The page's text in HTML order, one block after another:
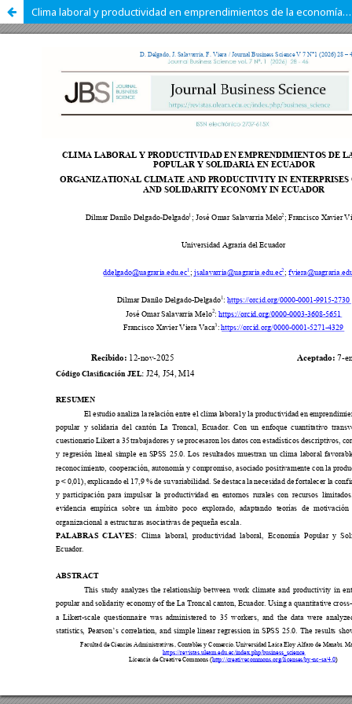
Clima laboral y productividad en emprendimientos de la economía popular y solidaria en Ecuador